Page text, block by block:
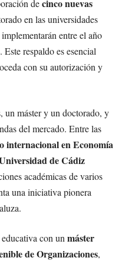
decinco nuevas
en las universidades
entre el año
respaldo es esencial
con su autorización y
un máster y un doctorado, y
del mercado. Entre las
internacional en Economía
de Cádiz
académicas de varios
una iniciativa pionera
con un máster
de Organizaciones,